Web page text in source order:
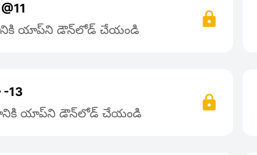
యాప్‌ని డౌన్‌లోడ్ చేయండి
13
యాప్‌ని డౌన్‌లోడ్ చేయండి